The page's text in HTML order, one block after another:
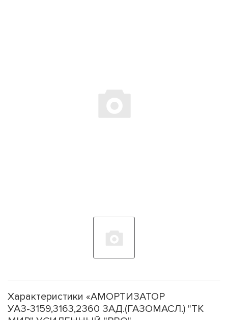
Характеристики «АМОРТИЗАТОР
УАЗ-3159,3163,2360 ЗАД.(ГАЗОМАСЛ.) "ТК